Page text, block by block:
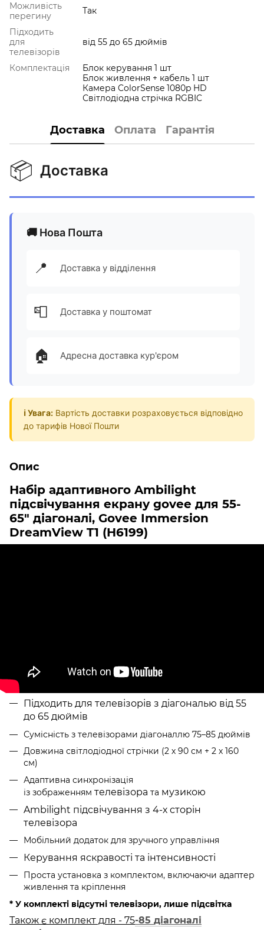
Можливість
перегину
Так
Підходить
для
телевізорів
від 55 до 65 дюймів
Комплектація
Блок керування 1 шт
Блок живлення + кабель 1 шт
Камера ColorSense 1080p HD
Світлодіодна стрічка RGBIC
Доставка Оплата Гарантія
📦 Доставка
🚚 Нова Пошта
📍 Доставка у відділення
📮 Доставка у поштомат
🏠 Адресна доставка кур'єром
ℹ️ Увага: Вартість доставки розраховується відповідно
до тарифів Нової Пошти
Опис
Набір адаптивного Ambilight
підсвічування екрану govee для 55-
65" діагоналі, Govee Immersion
DreamView T1 (H6199)
Підходить для телевізорів з діагональю від 55
до 65 дюймів
Сумісність з телевізорами діагоналлю 75–85 дюймів
Довжина світлодіодної стрічки (2 х 90 см + 2 х 160
см)
Адаптивна синхронізація
із зображенням телевізора та музикою
Ambilight підсвічування з 4-х сторін
телевізора
Мобільний додаток для зручного управління
Керування яскравості та інтенсивності
Проста установка з комплектом, включаючи адаптер
живлення та кріплення
* У комплекті відсутні телевізори, лише підсвітка
Також є комплект для - 75-85 діагоналі